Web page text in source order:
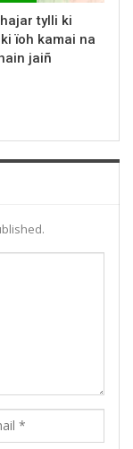
tylli ki
ïoh kamai na
jaiñ